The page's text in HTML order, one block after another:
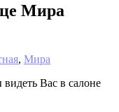
Мира
, Мира
видеть Вас в салоне